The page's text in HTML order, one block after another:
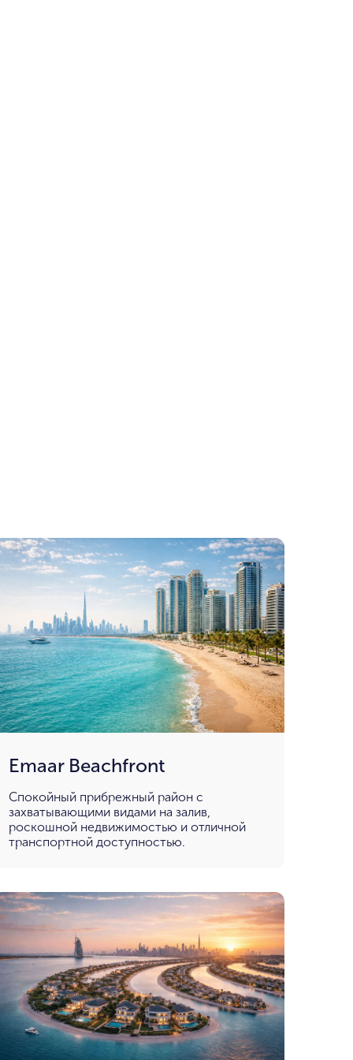
Emaar Beachfront
Спокойный прибрежный район с
захватывающими видами на залив,
роскошной недвижимостью и отличной
транспортной доступностью.